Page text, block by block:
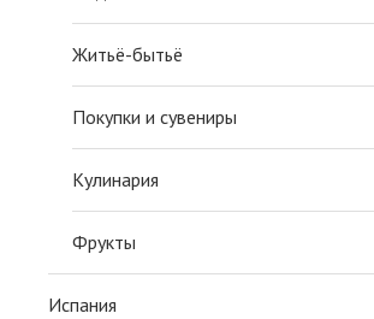
Житьё-бытьё
Покупки и сувениры
Кулинария
Фрукты
Испания